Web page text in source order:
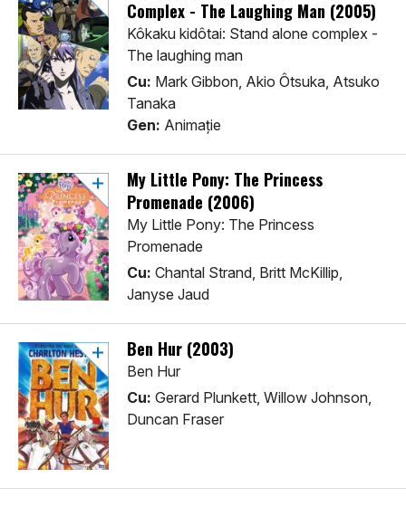
Complex - The Laughing Man (2005)
Kôkaku kidôtai: Stand alone complex -
The laughing man
Cu: Mark Gibbon, Akio Ôtsuka, Atsuko
Tanaka
Gen: Animaţie
My Little Pony: The Princess
Promenade (2006)
My Little Pony: The Princess
Promenade
Cu: Chantal Strand, Britt McKillip,
Janyse Jaud
Ben Hur (2003)
Ben Hur
Cu: Gerard Plunkett, Willow Johnson,
Duncan Fraser